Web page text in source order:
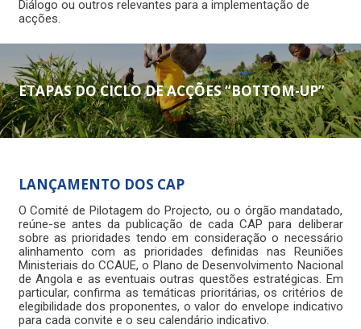
Diálogo ou outros relevantes para a implementação de
acções.
ETAPAS DO CICLO DE ACÇÕES “BOTTOM-UP”
LANÇAMENTO DOS CAP
O Comité de Pilotagem do Projecto, ou o órgão mandatado,
reúne-se antes da publicação de cada CAP para deliberar
sobre as prioridades tendo em consideração o necessário
alinhamento com as prioridades definidas nas Reuniões
Ministeriais do CCAUE, o Plano de Desenvolvimento Nacional
de Angola e as eventuais outras questões estratégicas. Em
particular, confirma as temáticas prioritárias, os critérios de
elegibilidade dos proponentes, o valor do envelope indicativo
para cada convite e o seu calendário indicativo.